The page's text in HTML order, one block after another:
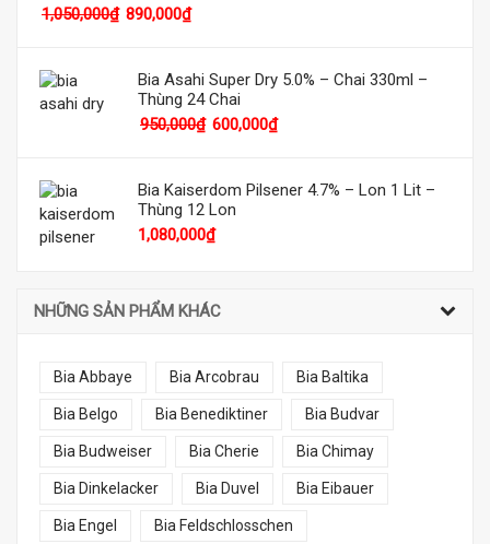
1,050,000₫ 890,000₫
Bia Asahi Super Dry 5.0% – Chai 330ml –
Thùng 24 Chai
950,000₫ 600,000₫
Bia Kaiserdom Pilsener 4.7% – Lon 1 Lit –
Thùng 12 Lon
1,080,000₫
NHỮNG SẢN PHẨM KHÁC
Bia Abbaye Bia Arcobrau Bia Baltika
Bia Belgo Bia Benediktiner Bia Budvar
Bia Budweiser Bia Cherie Bia Chimay
Bia Dinkelacker Bia Duvel Bia Eibauer
Bia Engel Bia Feldschlosschen